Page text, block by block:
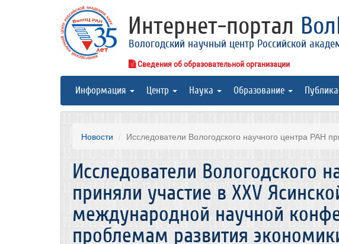
Интернет-портал
Вологодский научный центр Российской
Сведения об образовательной организации
Информация Центр Наука Образование
Новости Исследователи Вологодского научного центра РАН
Исследователи Вологодского
приняли участие в XXV
международной научной
проблемам развития